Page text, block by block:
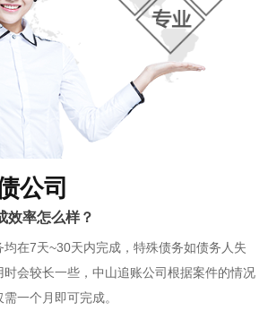
公司
效率怎么样？
在7天~30天内完成，特殊债务如债务人失
会较长一些，中山追账公司根据案件的情况
一个月即可完成。